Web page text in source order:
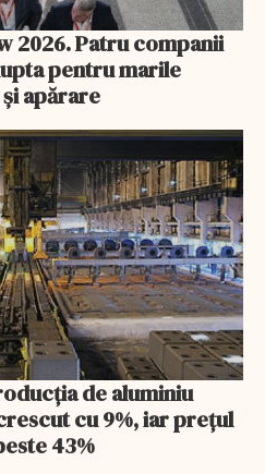
2026. Patru companii
pentru marile
apărare
de aluminiu
cu 9%, iar prețul
43%